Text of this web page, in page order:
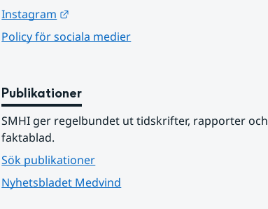
Instagram
Policy för sociala medier
Publikationer
SMHI ger regelbundet ut tidskrifter, rapporter och
faktablad.
Sök publikationer
Nyhetsbladet Medvind